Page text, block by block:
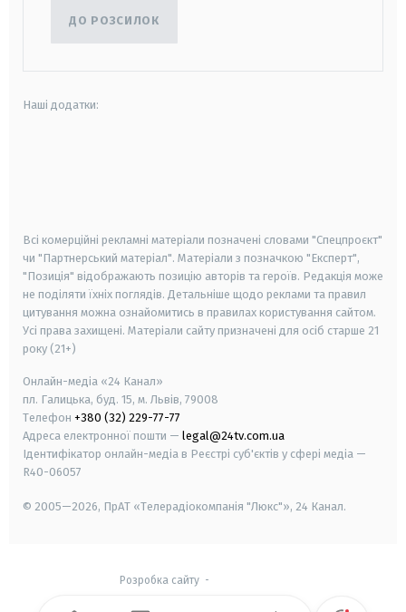
ДО РОЗСИЛОК
Наші додатки:
Всі комерційні рекламні матеріали позначені словами "Спецпроєкт"
чи "Партнерський матеріал". Матеріали з позначкою "Експерт",
"Позиція" відображають позицію авторів та героїв. Редакція може
не поділяти їхніх поглядів. Детальніше щодо реклами та правил
цитування можна ознайомитись в правилах користування сайтом.
Усі права захищені. Матеріали сайту призначені для осіб старше 21
року (21+)
Онлайн-медіа «24 Канал»
пл. Галицька, буд. 15, м. Львів, 79008
Телефон +380 (32) 229-77-77
Адреса електронної пошти — legal@24tv.com.ua
Ідентифікатор онлайн-медіа в Реєстрі суб'єктів у сфері медіа —
R40-06057
© 2005—2026, ПрАТ «Телерадіокомпанія "Люкс"», 24 Канал.
Розробка сайту-